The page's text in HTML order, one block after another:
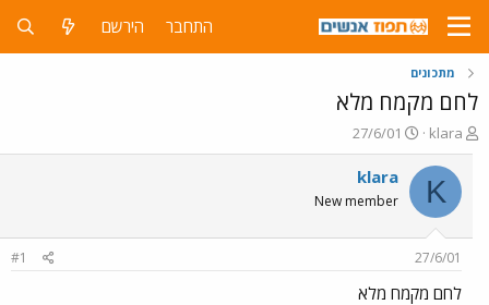
התחבר הירשם
מתכונים
לחם מקמח מלא
פ
ו
ת
ח
ה
ש
א
klara
פ
ו
ר
ם
ר
27/6/01
K
klara
New member
27/6/01
#1
לחם מקמח מלא